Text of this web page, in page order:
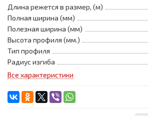
Длина режется в размер, (м)
Полная ширина (мм)
Полезная ширина (мм)
Высота профиля (мм.)
Тип профиля
Радиус изгиба
Все характеристики